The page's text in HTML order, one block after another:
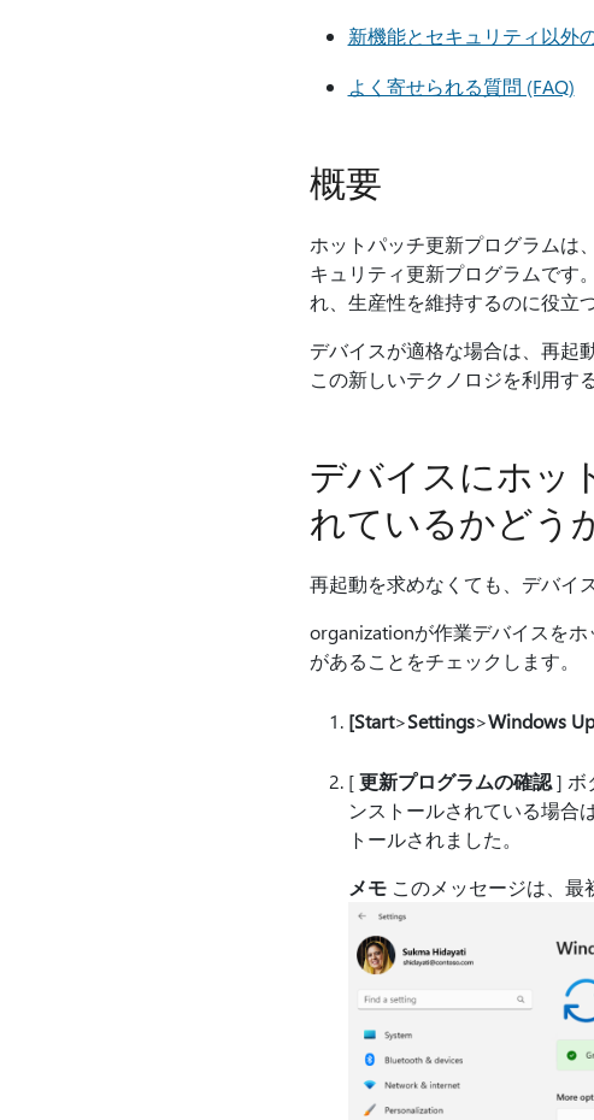
新機能とセキュリティ以外
よく寄せられる質問 (FAQ)
概要
ホットパッチ更新プログラムは
キュリティ更新プログラムです
れ、生産性を維持するのに役立
デバイスが適格な場合は、再起
この新しいテクノロジを利用す
デバイスにホッ
れているかどう
再起動を求めなくても、デバイ
organizationが作業デバイスを
があることをチェックします。
[Start>Settings>Windows
[更新プログラムの確認] ボ
ンストールされている場合
トールされました。
メモこのメッセージは、最